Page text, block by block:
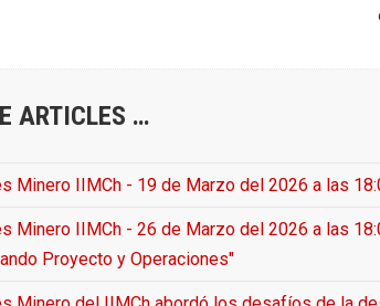
ARTICLES …
Minero IIMCh - 19 de Marzo del 2026 a las
Minero IIMCh - 26 de Marzo del 2026 a las
Proyecto y Operaciones"